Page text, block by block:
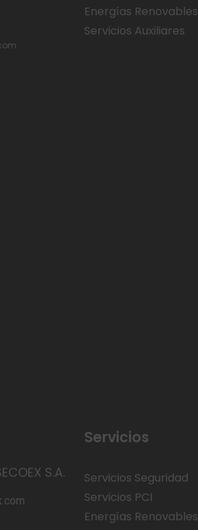
Energías Renovables
Servicios Auxiliares
S.A.
Servicios
Servicios Seguridad
Servicios PCI
Energías Renovables